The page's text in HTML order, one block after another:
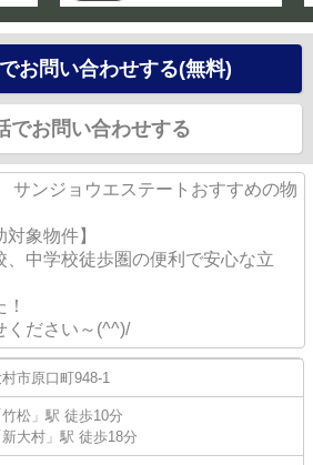
お問い合わせする(無料)
でお問い合わせする
サンジョウエステートおすすめの物
象物件】
、中学校徒歩圏の便利で安心な立
ください～(^^)/
村市原口町948-1
竹松 」駅 徒歩10分
新大村 」駅 徒歩18分